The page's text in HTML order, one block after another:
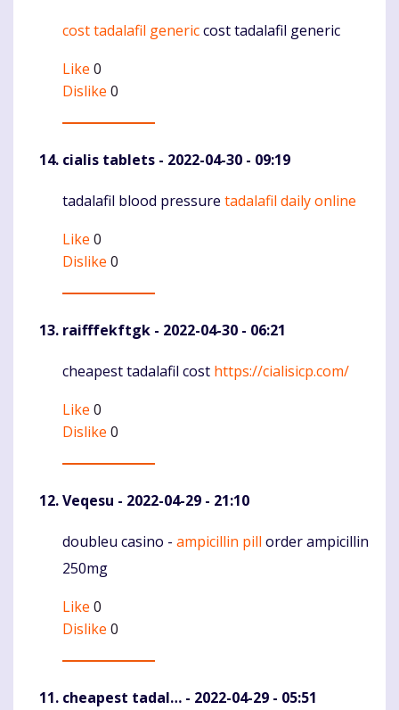
Komentaras
cost tadalafil genericcost tadalafil generic
Like 0
Dislike 0
cialis tablets - 2022-04-30 - 09:19
Komentaras
tadalafil blood pressure tadalafil daily online
Like 0
Dislike 0
raifffekftgk - 2022-04-30 - 06:21
Komentaras
cheapest tadalafil cost https://cialisicp.com/
Like 0
Dislike 0
Veqesu - 2022-04-29 - 21:10
Komentaras
doubleu casino - ampicillin pill order ampicillin
250mg
Like 0
Dislike 0
cheapest tadal… - 2022-04-29 - 05:51